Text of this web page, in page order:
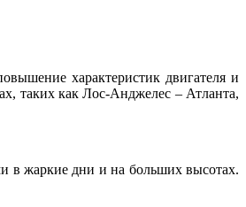
характеристик двигателя и
таких как Лос-Анджелес – Атланта,
в жаркие дни и на больших высотах.